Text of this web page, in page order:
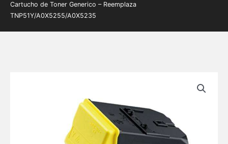
Cartucho de Toner Generico – Reemplaza
TNP51Y/A0X5255/A0X5235